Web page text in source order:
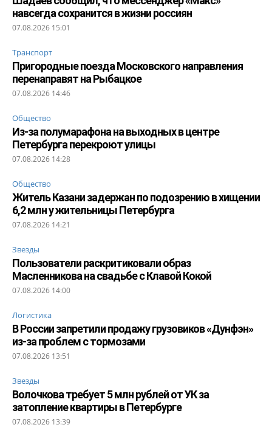
навсегда сохранится в жизни россиян
07.08.2026 15:01
Транспорт
Пригородные поезда Московского направления
перенаправят на Рыбацкое
07.08.2026 14:46
Общество
Из-за полумарафона на выходных в центре
Петербурга перекроют улицы
07.08.2026 14:28
Общество
Житель Казани задержан по подозрению в хищении
6,2 млн у жительницы Петербурга
07.08.2026 14:21
Звезды
Пользователи раскритиковали образ
Масленникова на свадьбе с Клавой Кокой
07.08.2026 14:00
Логистика
В России запретили продажу грузовиков «Дунфэн»
из-за проблем с тормозами
07.08.2026 13:51
Звезды
Волочкова требует 5 млн рублей от УК за
затопление квартиры в Петербурге
07.08.2026 13:39